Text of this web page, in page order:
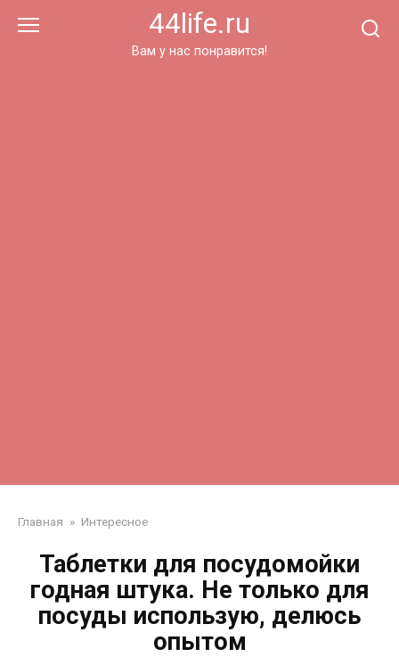
44life.ru
Вам у нас понравится!
Главная » Интересное
Таблетки для посудомойки
годная штука. Не только для
посуды использую, делюсь
опытом